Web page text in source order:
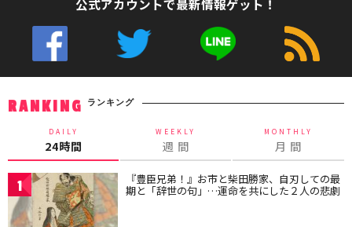
公式アカウントで最新情報ゲット！
RANKING ランキング
DAILY
24時間
WEEKLY
週 間
MONTHLY
月 間
1 『豊臣兄弟！』お市と柴田勝家、自刃しての最
期と「辞世の句」…運命を共にした２人の悲劇